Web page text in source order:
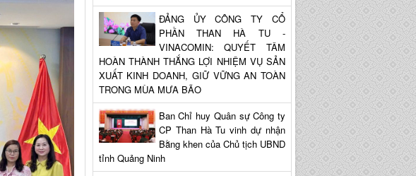
ĐẢNG ỦY CÔNG TY CỔ
PHẦN THAN HÀ TU -
VINACOMIN: QUYẾT TÂM
HOÀN THÀNH THẮNG LỢI NHIỆM VỤ SẢN
XUẤT KINH DOANH, GIỮ VỮNG AN TOÀN
TRONG MÙA MƯA BÃO
Ban Chỉ huy Quân sự Công ty
CP Than Hà Tu vinh dự nhận
Bằng khen của Chủ tịch UBND
tỉnh Quảng Ninh